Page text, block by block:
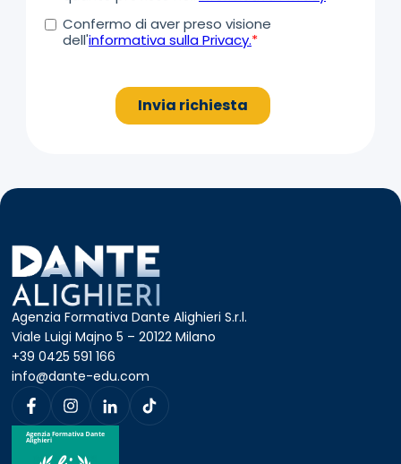
Agenzia Formativa Dante Alighieri S.r.l.
Viale Luigi Majno 5 – 20122 Milano
+39 0425 591 166
info@dante-edu.com